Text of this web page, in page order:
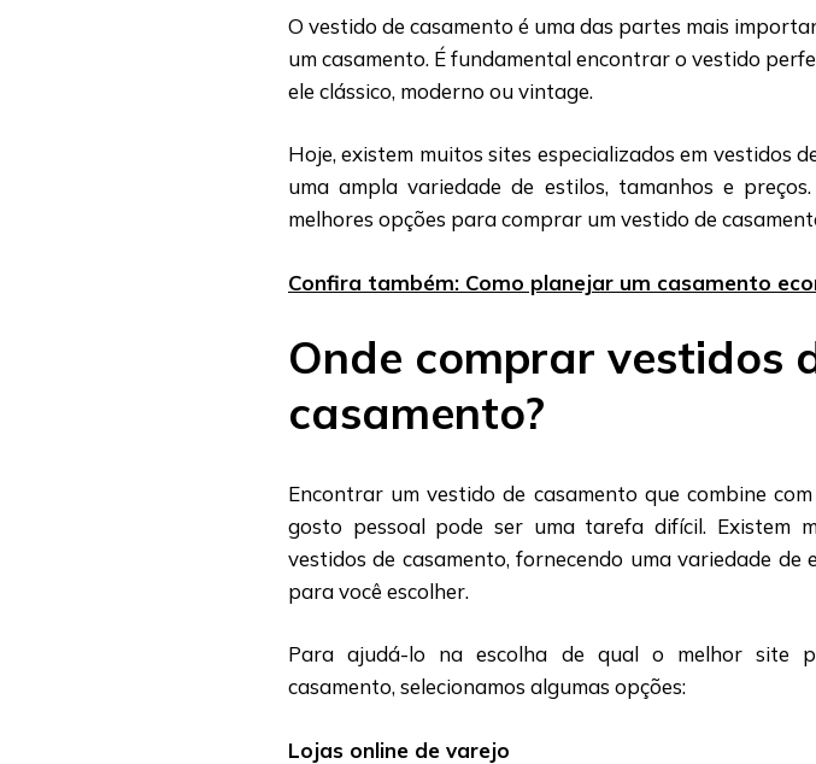
O vestido de casamento é uma das partes mais
um casamento. É fundamental encontrar o vestido
ele clássico, moderno ou vintage.
Hoje, existem muitos sites especializados em vestidos
uma ampla variedade de estilos, tamanhos e
melhores opções para comprar um vestido de
Confira também: Como planejar um casamento
Onde comprar vestidos
casamento?
Encontrar um vestido de casamento que combine
gosto pessoal pode ser uma tarefa difícil. Existem
vestidos de casamento, fornecendo uma variedade de
para você escolher.
Para ajudá-lo na escolha de qual o melhor site
casamento, selecionamos algumas opções:
Lojas online de varejo